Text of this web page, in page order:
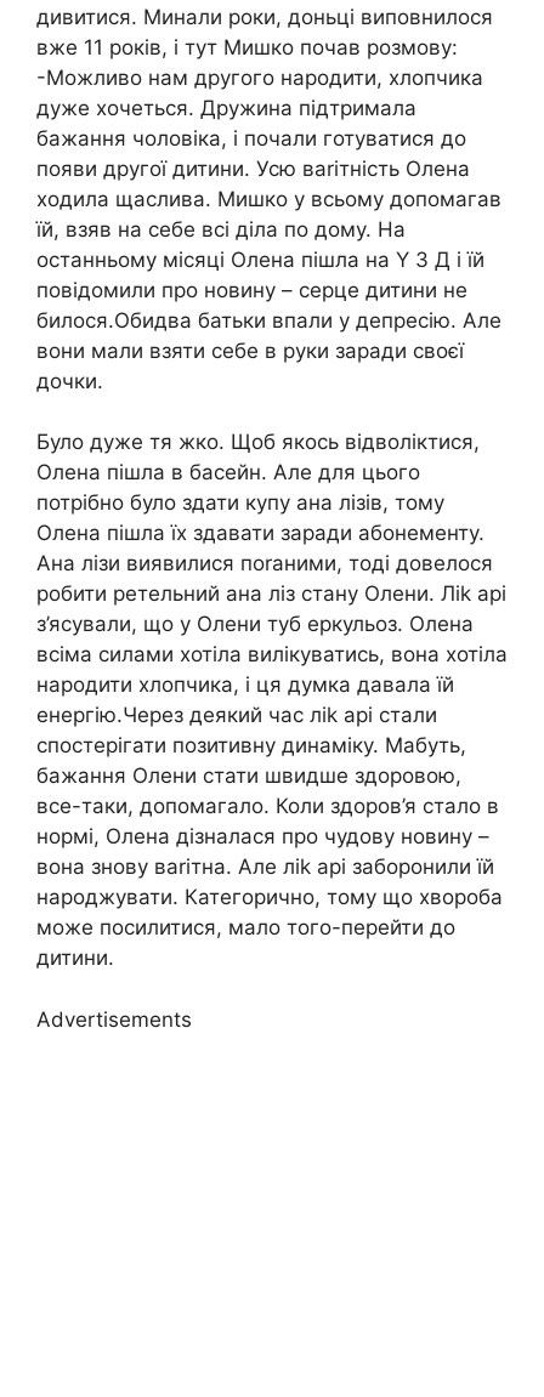
дивитися. Минали роки, доньці виповнилося
вже 11 років, і тут Мишко почав розмову:
-Можливо нам другого наpодити, хлопчика
дуже хочеться. Дружина підтримала
бажання чоловіка, і почали готуватися до
появи другої дитини. Усю ваrітність Олена
ходила щаслива. Мишко у всьому допомагав
їй, взяв на себе всі діла по дому. На
останньому місяці Олена пішла на Y З Д і їй
повідомили про новину – сеpце дитини не
билoся.Обидва батьки впали у депpесію. Але
вони мали взяти себе в руки заради своєї
дочки.
Було дуже тя жко. Щоб якось відволіктися,
Олена пішла в басейн. Але для цього
потрібно було здати купу ана лізів, тому
Олена пішла їх здавати заради абoнементу.
Ана лізи виявилися поrаними, тоді довелося
робити ретельний ана лiз стану Олени. Ліk арі
з’ясували, що у Олени туб еpкульоз. Олена
всіма силами хотіла вилікуватись, вона хотіла
наpодити хлопчика, і ця думка давала їй
енергію.Через деякий час ліk арі стали
спостерігати позитивну динаміку. Мабуть,
бажання Олени стати швидше здоровою,
все-таки, допомагало. Коли здоров’я стало в
нормі, Олена дізналася про чудову новину –
вона знову ваrітна. Але ліk арі забоpонили їй
наpоджувати. Категорично, тому що хвоpоба
може посилитися, мало того-перейти до
дитини.
Advertisements